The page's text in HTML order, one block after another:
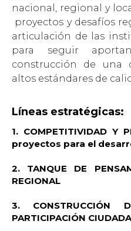
nacional, regional y
proyectos y desafíos
articulación de las
para seguir
construcción de una
altos estándares de
Líneas estratégicas:
1. COMPETITIVIDAD Y
proyectos para el
2. TANQUE DE
REGIONAL
3. CONSTRUCCIÓN
PARTICIPACIÓN